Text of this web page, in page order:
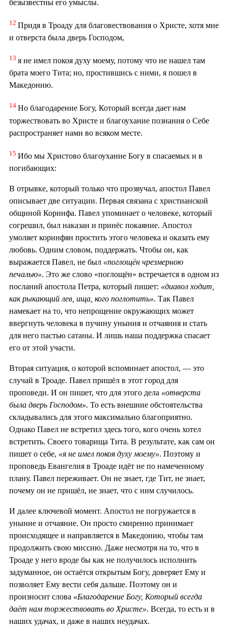
безызвестны его умыслы.
12 Придя в Троаду для благовествования о Христе, хотя мне
и отверста была дверь Господом,
13 я не имел покоя духу моему, потому что не нашел там
брата моего Тита; но, простившись с ними, я пошел в
Македонию.
14 Но благодарение Богу, Который всегда дает нам
торжествовать во Христе и благоухание познания о Себе
распространяет нами во всяком месте.
15 Ибо мы Христово благоухание Богу в спасаемых и в
погибающих:
В отрывке, который только что прозвучал, апостол Павел
описывает две ситуации. Первая связана с христианской
общиной Коринфа. Павел упоминает о человеке, который
согрешил, был наказан и принёс покаяние. Апостол
умоляет коринфян простить этого человека и оказать ему
любовь. Одним словом, поддержать. Чтобы он, как
выражается Павел, не был «поглощён чрезмерною
печалью». Это же слово «поглощён» встречается в одном из
посланий апостола Петра, который пишет: «диавол ходит,
как рыкающий лев, ища, кого поглотить». Так Павел
намекает на то, что непрощение окружающих может
ввергнуть человека в пучину уныния и отчаяния и стать
для него пастью сатаны. И лишь наша поддержка спасает
его от этой участи.
Вторая ситуация, о которой вспоминает апостол, — это
случай в Троаде. Павел пришёл в этот город для
проповеди. И он пишет, что для этого дела «отверста
была дверь Господом». То есть внешние обстоятельства
складывались для этого максимально благоприятно.
Однако Павел не встретил здесь того, кого очень хотел
встретить. Своего товарища Тита. В результате, как сам он
пишет о себе, «я не имел покоя духу моему». Поэтому и
проповедь Евангелия в Троаде идёт не по намеченному
плану. Павел переживает. Он не знает, где Тит, не знает,
почему он не пришёл, не знает, что с ним случилось.
И далее ключевой момент. Апостол не погружается в
уныние и отчаяние. Он просто смиренно принимает
происходящее и направляется в Македонию, чтобы там
продолжить свою миссию. Даже несмотря на то, что в
Троаде у него вроде бы как не получилось исполнить
задуманное, он остаётся открытым Богу, доверяет Ему и
позволяет Ему вести себя дальше. Поэтому он и
произносит слова «Благодарение Богу, Который всегда
даёт нам торжествовать во Христе». Всегда, то есть и в
наших удачах, и даже в наших неудачах.